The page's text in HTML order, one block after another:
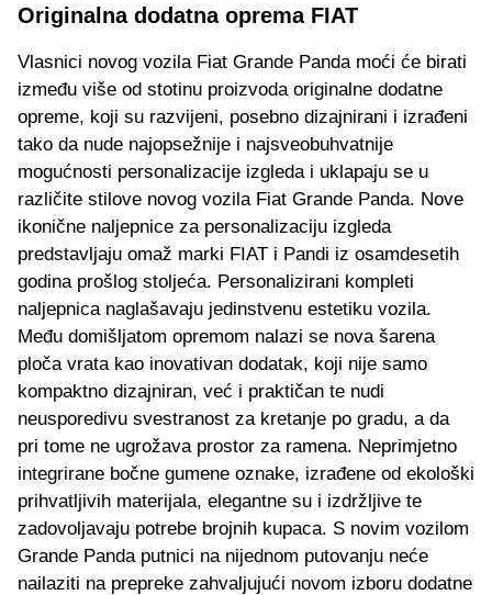
Originalna dodatna oprema FIAT
Vlasnici novog vozila Fiat Grande Panda moći će birati
između više od stotinu proizvoda originalne dodatne
opreme, koji su razvijeni, posebno dizajnirani i izrađeni
tako da nude najopsežnije i najsveobuhvatnije
mogućnosti personalizacije izgleda i uklapaju se u
različite stilove novog vozila Fiat Grande Panda. Nove
ikonične naljepnice za personalizaciju izgleda
predstavljaju omaž marki FIAT i Pandi iz osamdesetih
godina prošlog stoljeća. Personalizirani kompleti
naljepnica naglašavaju jedinstvenu estetiku vozila.
Među domišljatom opremom nalazi se nova šarena
ploča vrata kao inovativan dodatak, koji nije samo
kompaktno dizajniran, već i praktičan te nudi
neusporedivu svestranost za kretanje po gradu, a da
pri tome ne ugrožava prostor za ramena. Neprimjetno
integrirane bočne gumene oznake, izrađene od ekološki
prihvatljivih materijala, elegantne su i izdržljive te
zadovoljavaju potrebe brojnih kupaca. S novim vozilom
Grande Panda putnici na nijednom putovanju neće
nailaziti na prepreke zahvaljujući novom izboru dodatne